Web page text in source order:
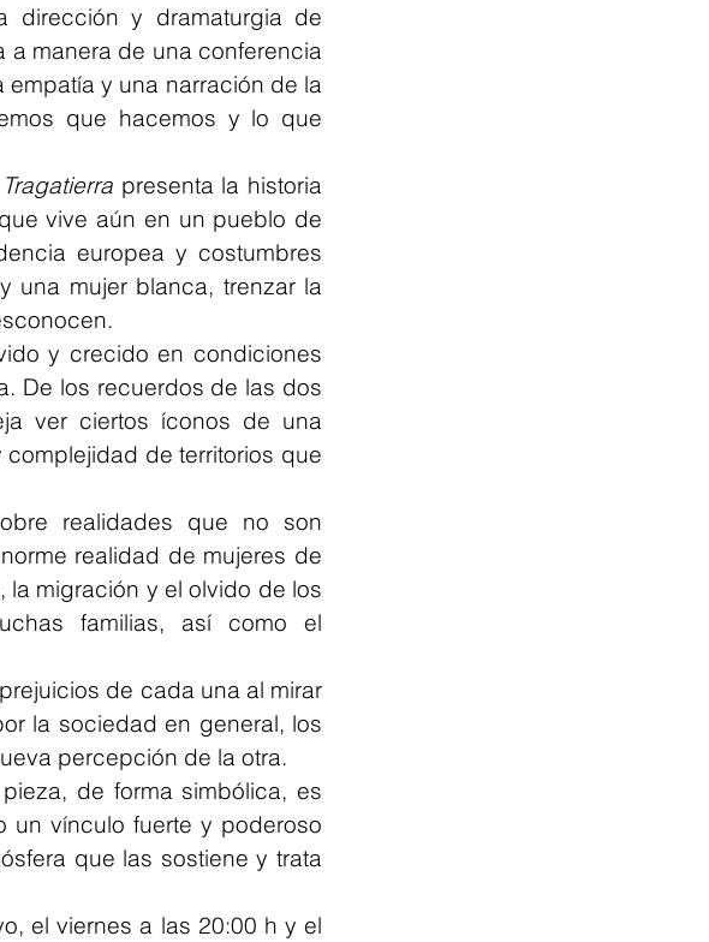
dirección y dramaturgia de
a manera de una conferencia
y una narración de la
que hacemos y lo que
Tragatierra presenta la historia
vive aún en un pueblo de
europea y costumbres
una mujer blanca, trenzar la
y crecido en condiciones
De los recuerdos de las dos
ver ciertos íconos de una
de territorios que
realidades que no son
realidad de mujeres de
migración y el olvido de los
familias, así como el
de cada una al mirar
la sociedad en general, los
percepción de la otra.
de forma simbólica, es
un vínculo fuerte y poderoso
que las sostiene y trata
el viernes a las 20:00 h y el